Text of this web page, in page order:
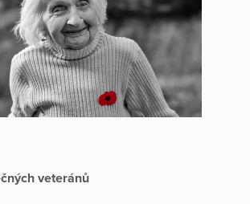
veteránů